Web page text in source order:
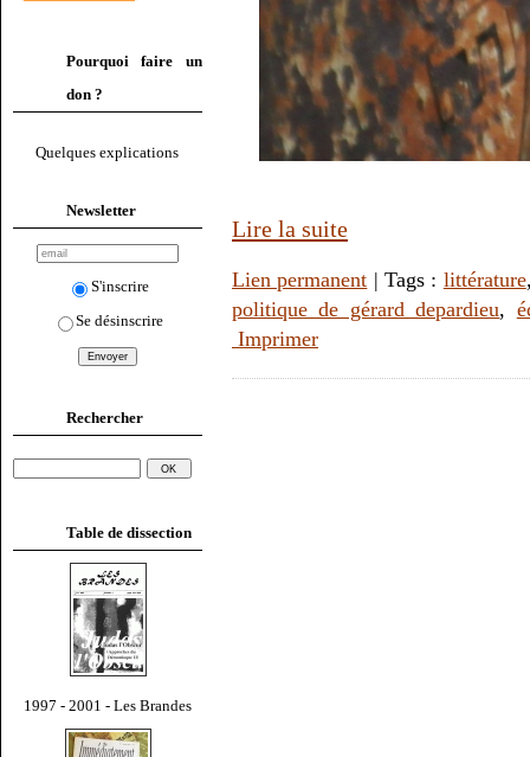
Pourquoi faire un
don ?
Quelques explications
Newsletter
S'inscrire
Se désinscrire
Rechercher
Table de dissection
1997 - 2001 - Les Brandes
Lire la suite
Lien permanent | Tags : littérature
politique de gérard depardieu,
Imprimer